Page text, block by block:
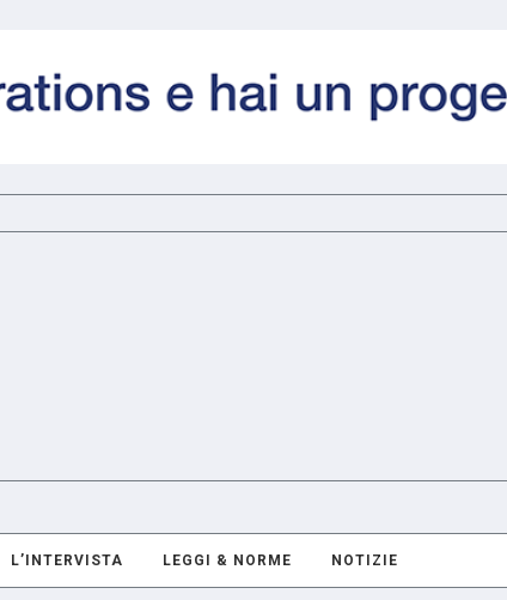
L’INTERVISTA LEGGI & NORME NOTIZIE